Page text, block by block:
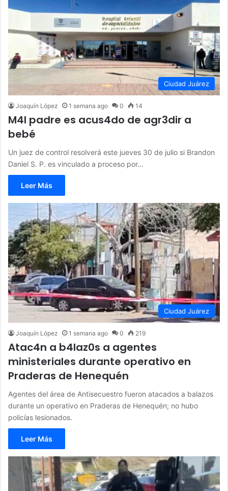
Ciudad Juárez
Joaquín López 1 semana ago 0 14
M4l padre es acus4do de agr3dir a
bebé
Un juez de control resolverá este jueves 30 de julio si Brandon
Daniel S. P. es vinculado a proceso por…
Leer Más
Ciudad Juárez
Joaquín López 1 semana ago 0 219
Atac4n a b4laz0s a agentes
ministeriales durante operativo en
Praderas de Henequén
Agentes del área de Antisecuestro fueron atacados a balazos
durante un operativo en Praderas de Henequén; no hubo
policías lesionados.
Leer Más